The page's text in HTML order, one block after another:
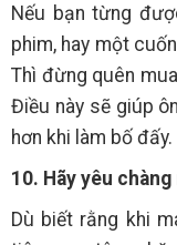
Nếu bạn từng
phim, hay một
Thì đừng quên
Điều này sẽ giúp
hơn khi làm bố đấy.
10. Hãy yêu
Dù biết rằng khi